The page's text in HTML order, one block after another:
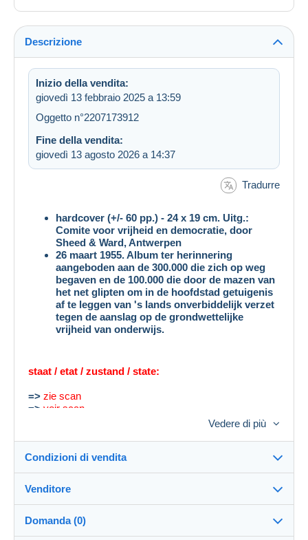
Descrizione
Inizio della vendita:
giovedì 13 febbraio 2025 a 13:59
Oggetto n°2207173912
Fine della vendita:
giovedì 13 agosto 2026 a 14:37
Tradurre
hardcover (+/- 60 pp.) - 24 x 19 cm. Uitg.:
Comite voor vrijheid en democratie, door
Sheed & Ward, Antwerpen
26 maart 1955. Album ter herinnering
aangeboden aan de 300.000 die zich op weg
begaven en de 100.000 die door de mazen van
het net glipten om in de hoofdstad getuigenis
af te leggen van 's lands onverbiddelijk verzet
tegen de aanslag op de grondwettelijke
vrijheid van onderwijs.
staat / etat / zustand / state:
=> zie scan
=> voir scan
Vedere di più
Condizioni di vendita
Destinazione:
Vedi l'elenco dei paesi
Venditore
libra666100%(4444x)
Domanda (0)